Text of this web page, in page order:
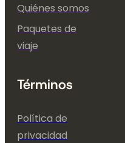
Quiénes somos
Paquetes de
viaje
Términos
Política de
privacidad